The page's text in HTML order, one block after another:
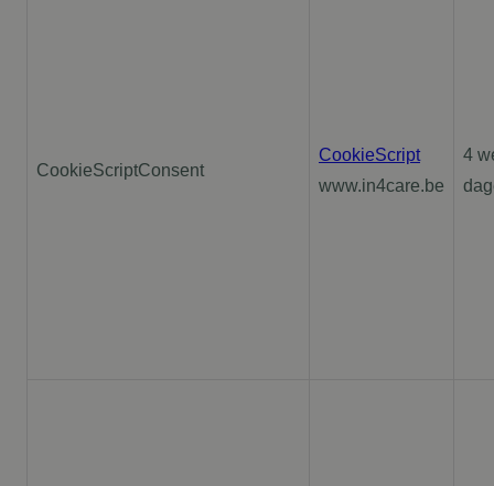
CookieScriptConsent
CookieScript
www.in4care.be
4